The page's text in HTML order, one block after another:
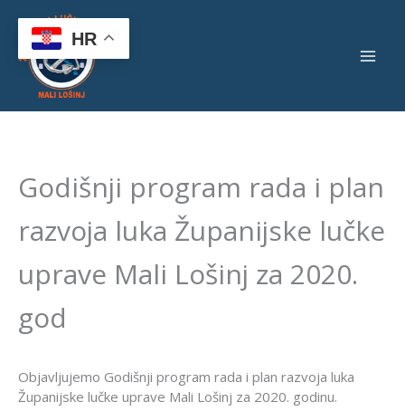
content
Godišnji program rada i plan
razvoja luka Županijske lučke
uprave Mali Lošinj za 2020.
god
Objavljujemo Godišnji program rada i plan razvoja luka
Županijske lučke uprave Mali Lošinj za 2020. godinu.
HR